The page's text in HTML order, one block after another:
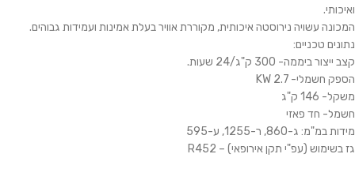
ואיכותי.
המכונה עשויה נירוסטה איכותית, מקוררת אוויר בעלת אמינות ועמידות גבוהים.
נתונים טכניים:
קצב ייצור ביממה- 300 ק"ג/24 שעות.
הספק חשמלי- 2.7 KW
משקל- 146 ק"ג
חשמל- חד פאזי
מידות במ"מ: ג-860, ר-1255, ע-595
גז בשימוש (עפ"י תקן אירופאי) – R452